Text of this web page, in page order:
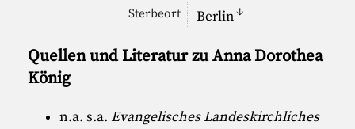
Sterbeort Berlin↓
Quellen und Literatur zu Anna Dorothea
König
n.a. s.a. Evangelisches Landeskirchliches